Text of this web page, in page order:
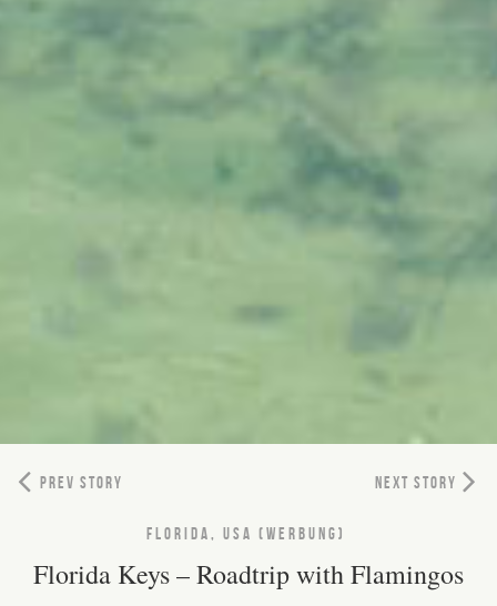
PREV STORY NEXT STORY
FLORIDA, USA (WERBUNG)
Florida Keys – Roadtrip with Flamingos